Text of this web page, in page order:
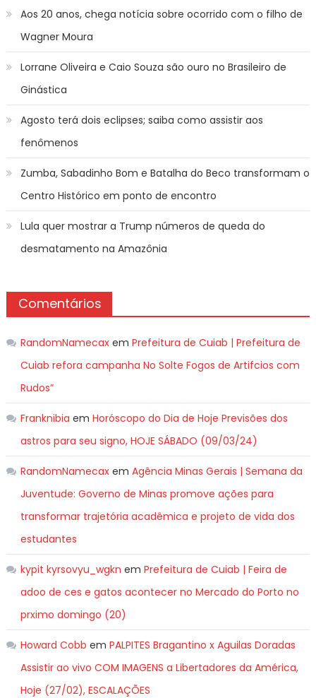
Aos 20 anos, chega notícia sobre ocorrido com o filho de
Wagner Moura
Lorrane Oliveira e Caio Souza são ouro no Brasileiro de
Ginástica
Agosto terá dois eclipses; saiba como assistir aos
fenômenos
Zumba, Sabadinho Bom e Batalha do Beco transformam o
Centro Histórico em ponto de encontro
Lula quer mostrar a Trump números de queda do
desmatamento na Amazônia
Comentários
RandomNamecaxem Prefeitura de Cuiab | Prefeitura de
Cuiab refora campanha No Solte Fogos de Artifcios com
Rudos”
Franknibia em Horóscopo do Dia de Hoje Previsões dos
astros para seu signo, HOJE SÁBADO (09/03/24)
RandomNamecaxem Agência Minas Gerais | Semana da
Juventude: Governo de Minas promove ações para
transformar trajetória acadêmica e projeto de vida dos
estudantes
kypit kyrsovyu_wgkn em Prefeitura de Cuiab | Feira de
adoo de ces e gatos acontecer no Mercado do Porto no
prximo domingo (20)
Howard Cobb em PALPITES Bragantino x Aguilas Doradas
Assistir ao vivo COM IMAGENS a Libertadores da América,
Hoje (27/02), ESCALAÇÕES